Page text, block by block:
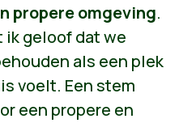
propere omgeving.
ik geloof dat we
als een plek
voelt. Een stem
een propere en